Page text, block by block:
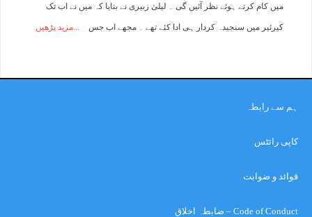
میں کام کرتے ہوئے نظر آئیں گی ۔ لیلیٰ زبیری نے بتایا کہ میں نے اب تک
کیرئیر میں سنجیدہ کردار ہی ادا کئے تھے ۔ مجھے اب جس مزید پڑھیں
ہم سے رابطہ
کاپی رائٹس
قوائد و ضوابت
Code of Conduct – ضابطہ اخلاق